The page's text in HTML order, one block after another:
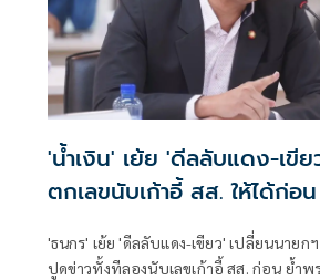
'น้ำเงิน' เย้ย 'ดีลลับแดง-เขียว
ตกเลขนับเก้าอี้ สส. ให้ได้ก่อน
'ธนกร' เย้ย 'ดีลลับแดง-เขียว' เปลี่ยนนายก
ปูดข่าวทั้งทีลองนับเลขเก้าอี้ สส. ก่อน ย้ำพ